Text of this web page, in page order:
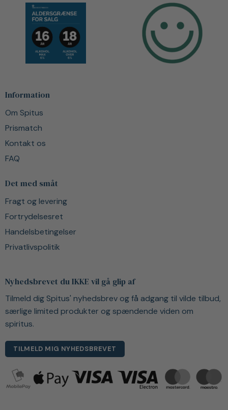
Information
Om Spitus
Prismatch
Kontakt os
FAQ
Det med småt
Fragt og levering
Fortrydelsesret
Handelsbetingelser
Privatlivspolitik
Nyhedsbrevet du IKKE vil gå glip af
Tilmeld dig Spitus' nyhedsbrev og få adgang til vilde tilbud,
særlige limited produkter og spændende viden om
spiritus.
TILMELD MIG NYHEDSBREVET